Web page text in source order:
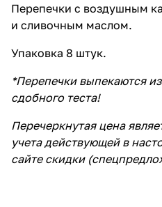
Перепечки с воздушным
и сливочным маслом.
Упаковка 8 штук.
*Перепечки выпекаются
сдобного теста!
Перечеркнутая цена
учета действующей в
сайте скидки